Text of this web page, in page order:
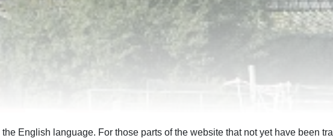
English language. For those parts of the website that not yet have been